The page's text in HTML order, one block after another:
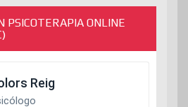
PSICOTERAPIA ONLINE